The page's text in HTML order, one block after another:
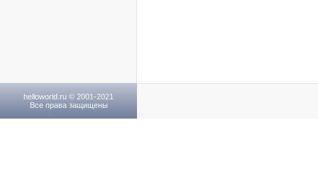
helloworld.ru © 2001-2021
Все права защищены